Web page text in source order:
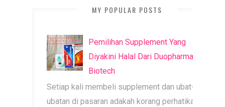
MY POPULAR POSTS
Pemilihan Supplement Yang
Diyakini Halal Dari Duopharma
Biotech
Setiap kali membeli supplement dan ubat-
ubatan di pasaran adakah korang perhatikan